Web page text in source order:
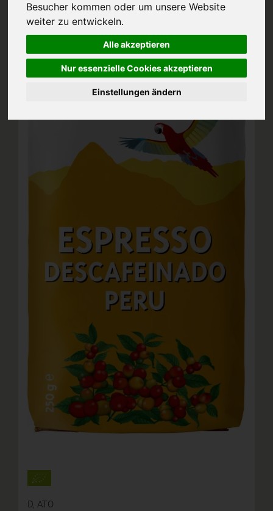
Besucher kommen oder um unsere Website
weiter zu entwickeln.
Alle akzeptieren
Nur essenzielle Cookies akzeptieren
Einstellungen ändern
D, ATO